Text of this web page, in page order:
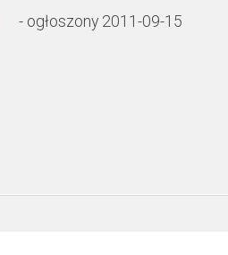
- ogłoszony 2011-09-15